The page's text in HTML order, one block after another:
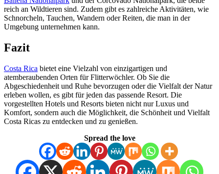
reich an Wildtieren sind. Zudem gibt es zahlreiche Aktivitäten, wie
Schnorcheln, Tauchen, Wandern oder Reiten, die man in der
Umgebung unternehmen kann.
Fazit
Costa Rica bietet eine Vielzahl von einzigartigen und
atemberaubenden Orten für Flitterwöchler. Ob Sie die
Abgeschiedenheit und Ruhe bevorzugen oder die Vielfalt der Natur
erleben wollen, es gibt für jeden das passende Resort. Die
vorgestellten Hotels und Resorts bieten nicht nur Luxus und
Komfort, sondern auch die Möglichkeit, die Schönheit und Vielfalt
Costa Ricas zu entdecken und zu genießen.
Spread the love